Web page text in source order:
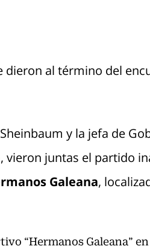
dieron al término del
y la jefa de
vieron juntas el partido
Galeana,
“Hermanos Galeana”